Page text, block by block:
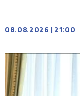
08.08.2026 21:00